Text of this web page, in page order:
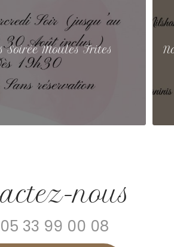
Moules Frites
nous
05 33 99 00 08